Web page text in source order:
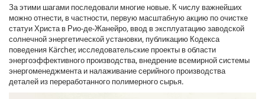
За этими шагами последовали многие новые. К числу важнейших
можно отнести, в частности, первую масштабную акцию по очистке
статуи Христа в Рио-де-Жанейро, ввод в эксплуатацию заводской
солнечной энергетической установки, публикацию Кодекса
поведения Kärcher, исследовательские проекты в области
энергоэффективного производства, внедрение всемирной системы
энергоменеджмента и налаживание серийного производства
деталей из переработанного полимерного сырья.